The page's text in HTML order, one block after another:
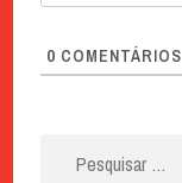
0 COMENTÁRIOS